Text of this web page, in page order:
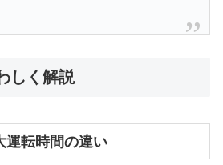
しく解説
運転時間の違い